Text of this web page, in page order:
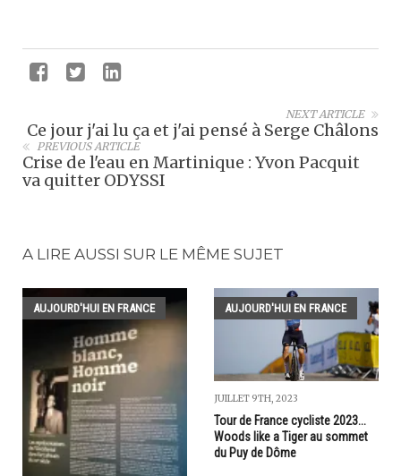
NEXT ARTICLE
Ce jour j'ai lu ça et j'ai pensé à Serge Châlons
PREVIOUS ARTICLE
Crise de l'eau en Martinique : Yvon Pacquit
va quitter ODYSSI
A LIRE AUSSI SUR LE MÊME SUJET
AUJOURD'HUI EN FRANCE AUJOURD'HUI EN FRANCE
JUILLET 9TH, 2023
Tour de France cycliste 2023...
Woods like a Tiger au sommet
du Puy de Dôme